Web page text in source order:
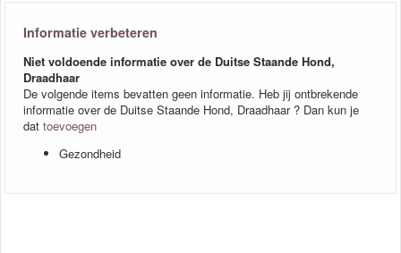
Informatie verbeteren
Niet voldoende informatie over de Duitse Staande Hond,
Draadhaar
De volgende items bevatten geen informatie. Heb jij ontbrekende
informatie over de Duitse Staande Hond, Draadhaar ? Dan kun je
dat toevoegen
Gezondheid